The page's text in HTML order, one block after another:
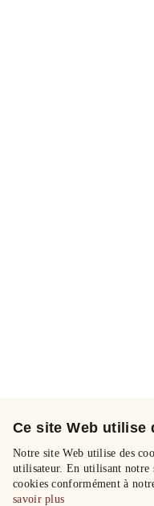
Ce site Web utilise
Notre site Web utilise des
utilisateur. En utilisant notre
cookies conformément à
savoir plus